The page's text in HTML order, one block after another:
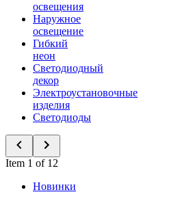
освещения
Наружное
освещение
Гибкий
неон
Светодиодный
декор
Электроустановочные
изделия
Светодиоды
Item 1 of 12
Новинки